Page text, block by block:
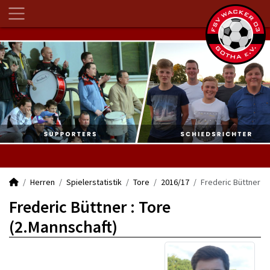
Herren Spielerstatistik Tore 2016/17 Frederic Büttner
Frederic Büttner : Tore
(2.Mannschaft)